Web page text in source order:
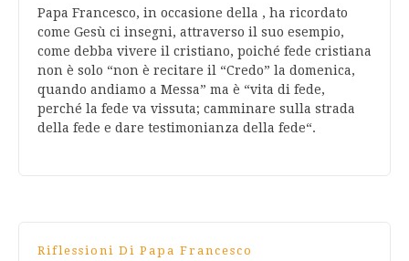
Papa Francesco, in occasione della , ha ricordato
come Gesù ci insegni, attraverso il suo esempio,
come debba vivere il cristiano, poiché fede cristiana
non è solo “non è recitare il “Credo” la domenica,
quando andiamo a Messa” ma è “vita di fede,
perché la fede va vissuta; camminare sulla strada
della fede e dare testimonianza della fede“.
Riflessioni Di Papa Francesco